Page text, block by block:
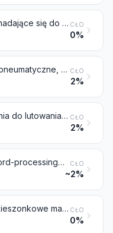
Części i akcesoria nadające się do stosowania wyłącznie lub głównie do maszyn objętych pozycjami od 8456 do 8465, włączając uchwyty przedmiotów obrabianych, uchwyty narzędzi, głowice gwinciarskie maszynowe (samootwierające), podzielnice i pozostałe urządzenia specjalne do maszyn; uchwyty do narzędzi wszelkich typów do obróbki ręcznej CŁO
0%
Narzędzia ręczne, pneumatyczne, hydrauliczne lub z samodzielnym silnikiem elektrycznym lub nieelektrycznym CŁO
2%
Maszyny i urządzenia do lutowania miękkiego i twardego, spawania lub zgrzewania, nawet przystosowane do cięcia, inne niż te objęte pozycją 8515; maszyny i urządzenia do gazowego odpuszczania powierzchniowego CŁO
2%
Typewriters and word-processing machines CŁO
~2%
Maszyny liczące i kieszonkowe maszyny z funkcjami liczącymi do zapisu, odtwarzania i wyświetlania danych; maszyny do księgowania, frankowania, maszyny do wydawania biletów i podobne maszyny, wyposażone w urządzenia liczące; kasy rejestrujące CŁO
0%